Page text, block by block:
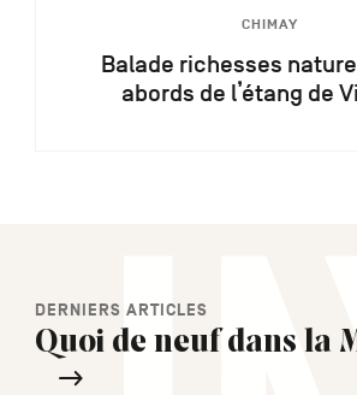
CHIMAY
Balade richesses
abords de l’étang de
DERNIERS ARTICLES
Quoi de neuf dans la